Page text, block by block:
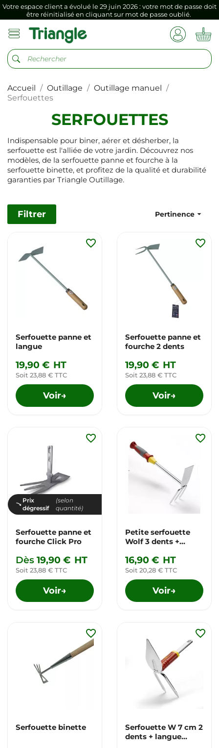
Votre espace client a évolué le 29 juin 2026 : votre mot de passe doit
être réinitialisé en cliquant sur mot de passe oublié.
Si vous aviez mémorisé votre précédent mot de passe dans votre
navigateur internet, il doit être réenregistré à la première connexion
Votre espace client a évolué le 29 juin 2026 : votre mot de passe doit
être réinitialisé en cliquant sur mot de passe oublié.
Si vous aviez mémorisé votre précédent mot de passe dans votre
navigateur internet, il doit être réenregistré à la première connexion
Accueil Outillage
Outillage manuel
Serfouettes
SERFOUETTES
Indispensable pour biner, aérer et désherber, la
serfouette est l'alliée de votre jardin. Découvrez nos
modèles, de la serfouette panne et fourche à la
serfouette binette, et profitez de la qualité et durabilité
garanties par Triangle Outillage.
Filtrer Pertinence
Serfouette panne et
langue
19,90 € HT
Soit 23,88 € TTC
Voir→
favorite_border
Serfouette panne et
fourche 2 dents
19,90 € HT
Soit 23,88 € TTC
Voir→
favorite_border
Prix
dégressif
(selon
quantité)
Serfouette panne et
fourche Click Pro
Dès 19,90 € HT
Soit 23,88 € TTC
Voir→
favorite_border
Petite serfouette
Wolf 3 dents +
16,90 € HT
Soit 20,28 € TTC
Voir→
favorite_border
Serfouette binette
favorite_border
Serfouette W 7 cm 2
dents + langue
favorite_border